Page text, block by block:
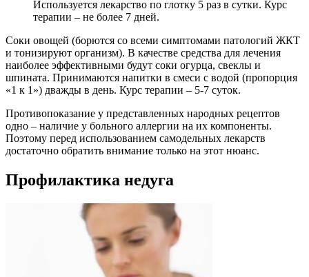
Используется лекарство по глотку 5 раз в сутки. Курс
терапии – не более 7 дней.
Соки овощей (борются со всеми симптомами патологий ЖКТ
и тонизируют организм). В качестве средства для лечения
наиболее эффективными будут соки огурца, свеклы и
шпината. Принимаются напитки в смеси с водой (пропорция
«1 к 1») дважды в день. Курс терапии – 5-7 суток.
Противопоказание у представленных народных рецептов
одно – наличие у больного аллергии на их компоненты.
Поэтому перед использованием самодельных лекарств
достаточно обратить внимание только на этот нюанс.
Профилактика недуга